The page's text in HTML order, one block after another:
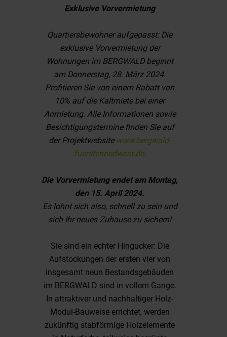
Exklusive Vorvermietung
Quartiersbewohner aufgepasst: Die
exklusive Vorvermietung der
Wohnungen im BERGWALD beginnt
am Donnerstag, 28. März 2024.
Profitieren Sie von einem Rabatt von
10% auf die Kaltmiete bei einer
Anmietung. Alle Informationen sowie
Besichtigungstermine finden Sie auf
der Projektwebsite www.bergwald-
fuerstenriedwest.de.
Die Vorvermietung endet am Montag,
den 15. April 2024.
Es lohnt sich also, schnell zu sein und
sich Ihr neues Zuhause zu sichern!
Sie sind ein echter Hingucker: Die
Aufstockungen der ersten vier von
insgesamt neun Bestandsgebäuden
im BERGWALD sind in vollem Gange.
In attraktiver und nachhaltiger Holz-
Modul-Bauweise errichtet, werden
zukünftig stabförmige Holzelemente